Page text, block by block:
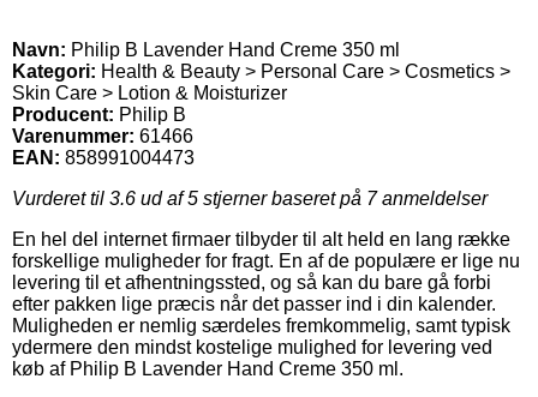
Navn: Philip B Lavender Hand Creme 350 ml
Kategori: Health & Beauty > Personal Care > Cosmetics >
Skin Care > Lotion & Moisturizer
Producent: Philip B
Varenummer: 61466
EAN: 858991004473
Vurderet til 3.6 ud af 5 stjerner baseret på 7anmeldelser
En hel del internet firmaer tilbyder til alt held en lang række
forskellige muligheder for fragt. En af de populære er lige nu
levering til et afhentningssted, og så kan du bare gå forbi
efter pakken lige præcis når det passer ind i din kalender.
Muligheden er nemlig særdeles fremkommelig, samt typisk
ydermere den mindst kostelige mulighed for levering ved
køb af Philip B Lavender Hand Creme 350 ml.